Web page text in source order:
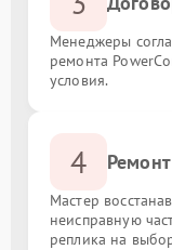
Менеджеры
ремонта
условия.
4 Ремонт
Мастер
неисправную
реплика на